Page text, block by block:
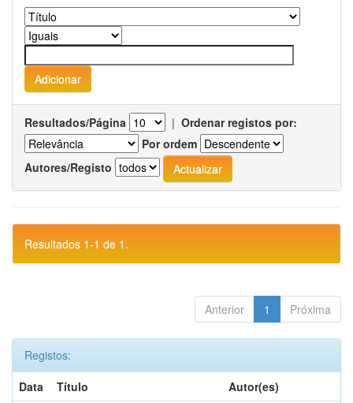
Resultados/Página | Ordenar registos por:
Por ordem
Autores/Registo
Resultados 1-1 de 1.
Anterior 1 Próxima
Registos:
Data
Título
Autor(es)